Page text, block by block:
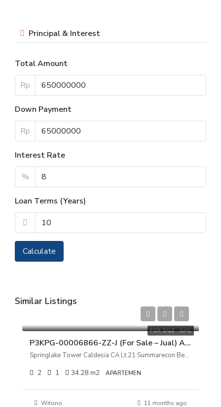
Principal & Interest
Total Amount
Rp
Down Payment
Rp
Interest Rate
%
Loan Terms (Years)
Calculate
Similar Listings
FOR SALE - JUAL
P3KPG-00006866-ZZ-J (For Sale – Jual) Apartemen Springlake Tower Caldesia CA Lt.21 Summarecon Bekasi, Jawa Barat
Springlake Tower Caldesia CA Lt.21 Summarecon Bekasi, Jawa Barat
2 1 34.28 m2 APARTEMEN
Witono 11 months ago